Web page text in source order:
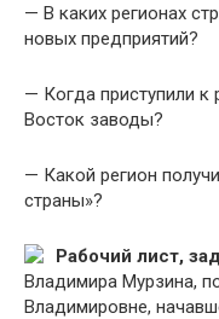
— В каких регионах
новых предприятий?
— Когда приступили к
Восток заводы?
— Какой регион
страны»?
Рабочий лист,
Владимира Мурзина,
Владимировне,